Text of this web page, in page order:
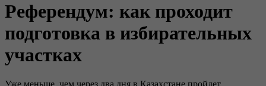
Референдум: как проходит
подготовка в избирательных
участках
Уже меньше, чем через два дня в Казахстане пройдет